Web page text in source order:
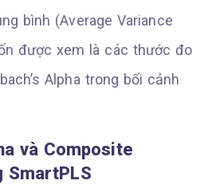
bình (Average Variance
được xem là các thước đo
Alpha trong bối cảnh
và Composite
SmartPLS